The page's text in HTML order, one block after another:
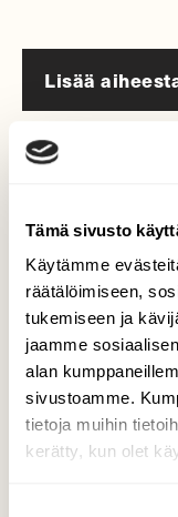
Tämä sivusto
Käytämme
räätälöimiseen,
tukemiseen ja
jaamme
alan
sivustoamme.
tietoja muihin
kerätty, kun olet
Lisää